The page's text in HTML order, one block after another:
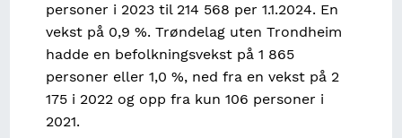
personer i 2023 til 214 568 per 1.1.2024. En
vekst på 0,9 %. Trøndelag uten Trondheim
hadde en befolkningsvekst på 1 865
personer eller 1,0 %, ned fra en vekst på 2
175 i 2022 og opp fra kun 106 personer i
2021.